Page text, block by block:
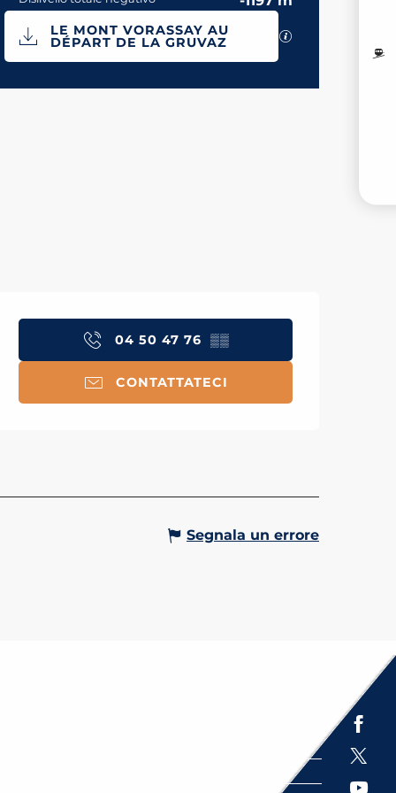
Documentazione
LE MONT VORASSAY AU
DÉPART DE LA GRUVAZ I file GPX /
Orari e contatti
04 50 47 76 ▒▒
CONTATTATECI
Segnala un errore